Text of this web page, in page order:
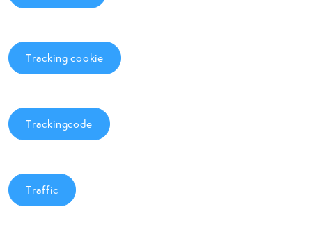
Tracking cookie
Trackingcode
Traffic